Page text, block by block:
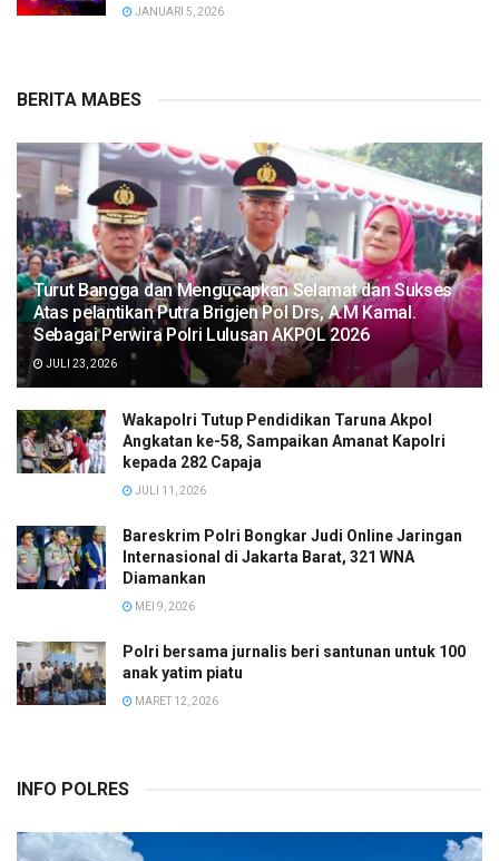
JANUARI 5, 2026
BERITA MABES
Turut Bangga dan Mengucapkan Selamat dan Sukses
Atas pelantikan Putra Brigjen Pol Drs, A.M Kamal.
Sebagai Perwira Polri Lulusan AKPOL 2026
JULI 23, 2026
Wakapolri Tutup Pendidikan Taruna Akpol
Angkatan ke-58, Sampaikan Amanat Kapolri
kepada 282 Capaja
JULI 11, 2026
Bareskrim Polri Bongkar Judi Online Jaringan
Internasional di Jakarta Barat, 321 WNA
Diamankan
MEI 9, 2026
Polri bersama jurnalis beri santunan untuk 100
anak yatim piatu
MARET 12, 2026
INFO POLRES